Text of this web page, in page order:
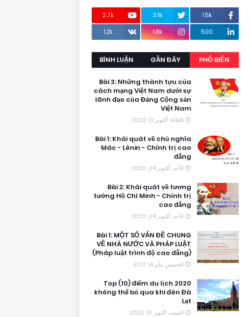
1.5k
3.1k
2.7k
500
1.8k
1.2k
PHỔ BIẾN
GẦN ĐÂY
BÌNH LUẬN
Bài 3: Những thành tựu của
cách mạng Việt Nam dưới sự
lãnh đạo của Đảng Cộng sản
Việt Nam
الثلاثاء, أكتوبر 13, 2020
Bài 1: Khái quát về chủ nghĩa
Mác - Lênin - Chính trị cao
đẳng
الأحد, أكتوبر 04, 2020
Bài 2: Khái quát về tương
tưởng Hồ Chí Minh - Chính trị
cao đẳng
الأحد, أكتوبر 04, 2020
Bài 1: MỘT SỐ VẤN ĐỀ CHUNG
VỀ NHÀ NƯỚC VÀ PHÁP LUẬT
(Pháp luật trình độ cao đẳng)
الخميس, يناير 14, 2021
Top (10) điểm du lịch 2020
không thể bỏ qua khi đên Đà
Lạt
السبت, أكتوبر 10, 2020